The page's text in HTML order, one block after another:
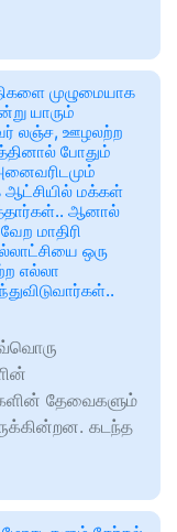
முழுமையாக
யாரும்
லஞ்ச, ஊழலற்ற
போதும்
ஆட்சியில் மக்கள்
ஆனால்
மாதிரி
ஒரு
எல்லா
தேவைகளும்
கடந்த